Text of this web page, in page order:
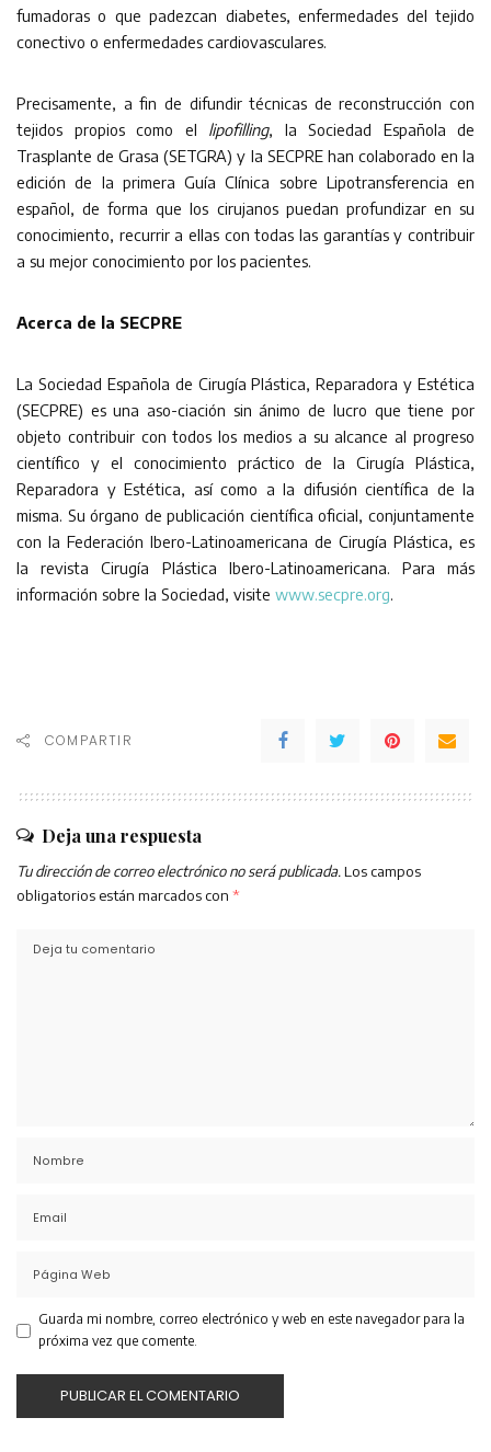
fumadoras o que padezcan diabetes, enfermedades del tejido
conectivo o enfermedades cardiovasculares.
Precisamente, a fin de difundir técnicas de reconstrucción con
tejidos propios como el lipofilling, la Sociedad Española de
Trasplante de Grasa (SETGRA) y la SECPRE han colaborado en la
edición de la primera Guía Clínica sobre Lipotransferencia en
español, de forma que los cirujanos puedan profundizar en su
conocimiento, recurrir a ellas con todas las garantías y contribuir
a su mejor conocimiento por los pacientes.
Acerca de la SECPRE
La Sociedad Española de Cirugía Plástica, Reparadora y Estética
(SECPRE) es una aso-ciación sin ánimo de lucro que tiene por
objeto contribuir con todos los medios a su alcance al progreso
científico y el conocimiento práctico de la Cirugía Plástica,
Reparadora y Estética, así como a la difusión científica de la
misma. Su órgano de publicación científica oficial, conjuntamente
con la Federación Ibero-Latinoamericana de Cirugía Plástica, es
la revista Cirugía Plástica Ibero-Latinoamericana. Para más
información sobre la Sociedad, visite www.secpre.org.
COMPARTIR
Deja una respuesta
Tu dirección de correo electrónico no será publicada. Los campos
obligatorios están marcados con *
Guarda mi nombre, correo electrónico y web en este navegador para la
próxima vez que comente.